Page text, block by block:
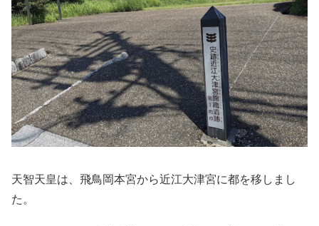
天智天皇は、飛鳥岡本宮から近江大津宮に都を移しまし
た。